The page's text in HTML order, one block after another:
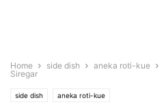
Home side dish aneka roti-kue
Siregar
side dish aneka roti-kue